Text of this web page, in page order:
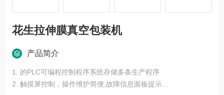
花生拉伸膜真空包装机
产品简介
1. 的PLC可编程控制程序系统存储多条生产程序
2. 触摸屏控制，操作维护简便,故障信息面板提示